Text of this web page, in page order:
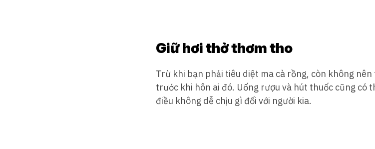
Giữ hơi thở thơm tho
Trừ khi bạn phải tiêu diệt ma cà rồng, còn không
trước khi hôn ai đó. Uống rượu và hút thuốc cũng có
điều không dễ chịu gì đối với người kia.